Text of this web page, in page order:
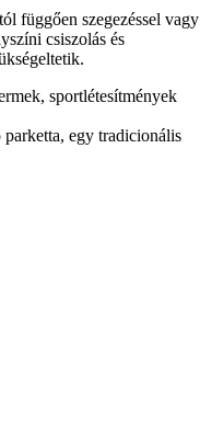
függően szegezéssel vagy
csiszolás és
sportlétesítmények
egy tradicionális